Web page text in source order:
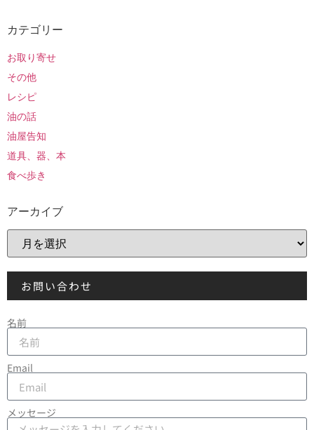
カテゴリー
お取り寄せ
その他
レシピ
油の話
油屋告知
道具、器、本
食べ歩き
アーカイブ
お問い合わせ
名前
Email
メッセージ